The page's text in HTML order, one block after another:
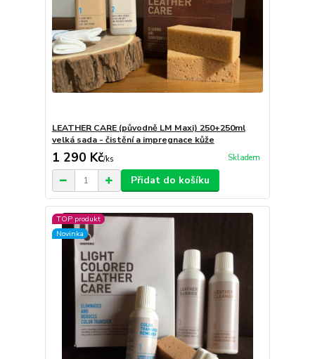
LEATHER CARE (původně LM Maxi) 250+250ml
velká sada - čistění a impregnace kůže
1 290 Kč/ks Skladem
Přidat do košíku
TOP produkt
Novinka